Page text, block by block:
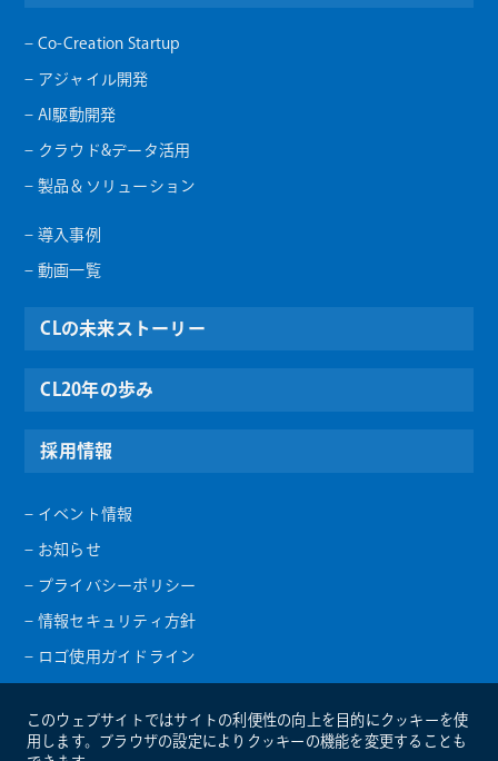
– Co-Creation Startup
– アジャイル開発
– AI駆動開発
– クラウド&データ活用
– 製品＆ソリューション
– 導入事例
– 動画一覧
CLの未来ストーリー
CL20年の歩み
採用情報
– イベント情報
– お知らせ
– プライバシーポリシー
– 情報セキュリティ方針
– ロゴ使用ガイドライン
このウェブサイトではサイトの利便性の向上を目的にクッキーを使
用します。ブラウザの設定によりクッキーの機能を変更することも